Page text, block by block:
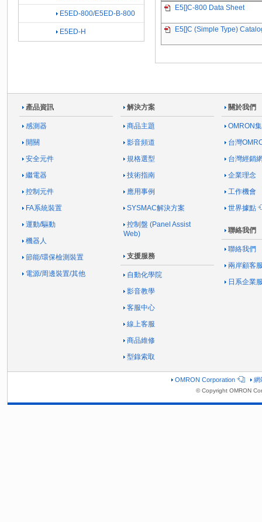
E5[]C-800 Data Sheet
E5[]C (Simple Type)
E5ED-800/E5ED-B-800
E5ED-H
產品資訊
感測器
開關
安全元件
繼電器
控制元件
FA系統裝置
運動/驅動
機器人
節能/環保檢測裝置
電源/周邊裝置/其他
解決方案
商品主題
影音頻道
規格選型
技術指南
應用事例
SYSMAC解決方案
控制盤 (Panel Assist
Web)
支援服務
自動化學院
影音教學
客服中心
線上客服
商品維修
型錄索取
關於我們
OMRON
台灣
台灣經銷
企業理念
工作機會
世界據點
聯絡我們
聯絡我們
兩岸顧客
日系企業
OMRON Corporation 網
© Copyright OMRON